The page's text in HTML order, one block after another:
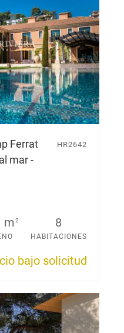
Ferrat
mar -
HR2642
m2 8
HABITACIONES
bajo solicitud